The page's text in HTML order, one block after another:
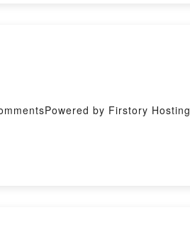
by Firstory Hosting